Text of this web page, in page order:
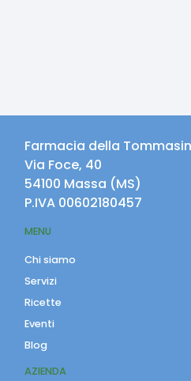
Farmacia della
Via Foce, 40
54100 Massa (MS)
P.IVA 00602180457
MENU
Chi siamo
Servizi
Ricette
Eventi
Blog
AZIENDA